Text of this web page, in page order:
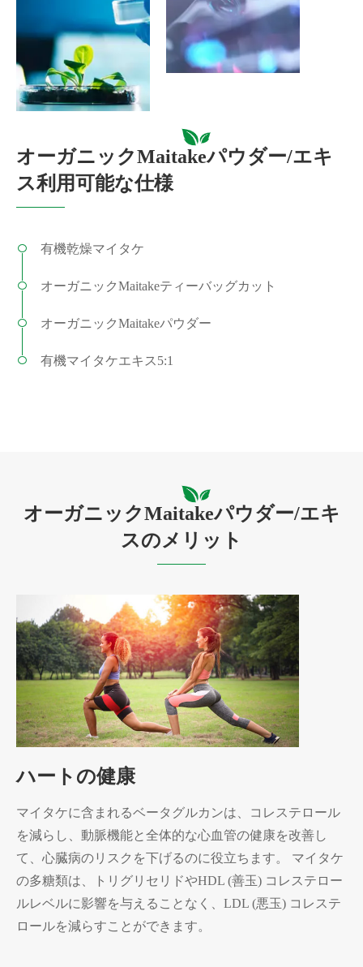
オーガニックMaitakeパウダー/エキ
ス利用可能な仕様
有機乾燥マイタケ
オーガニックMaitakeティーバッグカット
オーガニックMaitakeパウダー
有機マイタケエキス5:1
オーガニックMaitakeパウダー/エキ
スのメリット
ハートの健康
マイタケに含まれるベータグルカンは、コレステロール
を減らし、動脈機能と全体的な心血管の健康を改善し
て、心臓病のリスクを下げるのに役立ちます。 マイタケ
の多糖類は、トリグリセリドやHDL (善玉) コレステロー
ルレベルに影響を与えることなく、LDL (悪玉) コレステ
ロールを減らすことができます。